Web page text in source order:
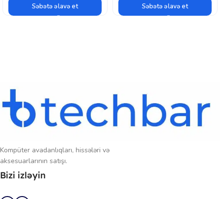
Səbətə əlavə et Səbətə əlavə et
Kompüter avadanlıqları, hissələri və
aksesuarlarının satışı.
Bizi izləyin